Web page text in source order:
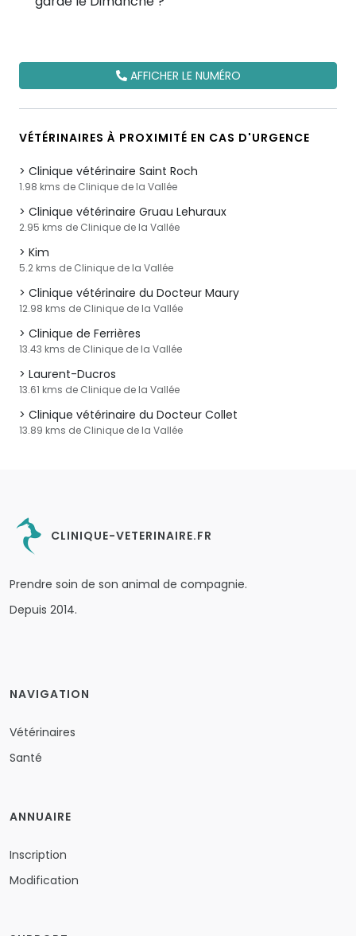
AFFICHER LE NUMÉRO
VÉTÉRINAIRES À PROXIMITÉ EN CAS D'URGENCE
Clinique vétérinaire Saint Roch
1.98 kms de Clinique de la Vallée
Clinique vétérinaire Gruau Lehuraux
2.95 kms de Clinique de la Vallée
Kim
5.2 kms de Clinique de la Vallée
Clinique vétérinaire du Docteur Maury
12.98 kms de Clinique de la Vallée
Clinique de Ferrières
13.43 kms de Clinique de la Vallée
Laurent-Ducros
13.61 kms de Clinique de la Vallée
Clinique vétérinaire du Docteur Collet
13.89 kms de Clinique de la Vallée
CLINIQUE-VETERINAIRE.FR
Prendre soin de son animal de compagnie.
Depuis 2014.
NAVIGATION
Vétérinaires
Santé
ANNUAIRE
Inscription
Modification